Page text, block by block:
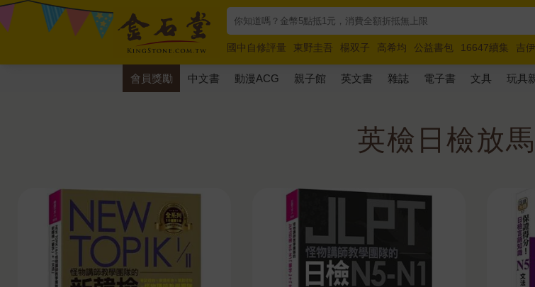
國中自修評量 東野圭吾 楊双子 高希均 公益書包 16647續集 吉
唯紅花綻放
奧德賽 路邊攤新作 馬斯克 玩具總動員5 超慢跑
會員獎勵 中文書 動漫ACG 親子館 英文書 雜誌 電子書 文具 玩具
英檢日檢放